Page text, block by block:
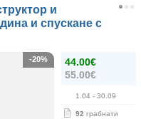
и
и спускане с
44.00€
55.00€
1.04 - 30.09
92 грабнати
-20%